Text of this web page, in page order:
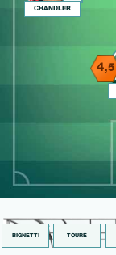
CHANDLER
4,5
BIGNETTI TOURÉ